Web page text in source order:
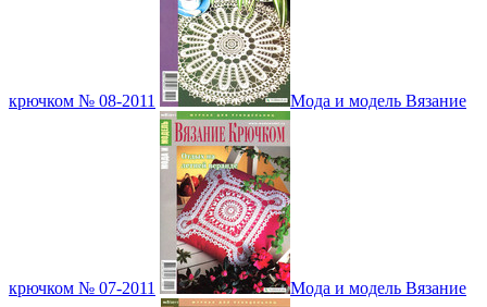
крючком № 08-2011 Мода и модель Вязание
крючком № 07-2011 Мода и модель Вязание